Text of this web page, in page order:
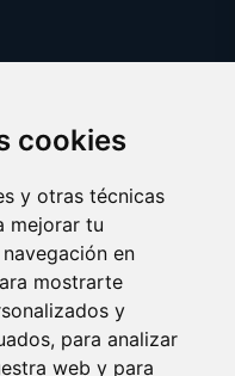
cookies
y otras técnicas
mejorar tu
en
mostrarte
y
para analizar
web y para